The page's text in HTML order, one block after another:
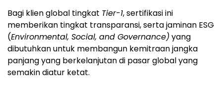
Bagi klien global tingkat Tier-1, sertifikasi ini
memberikan tingkat transparansi, serta jaminan ESG
(Environmental, Social, and Governance) yang
dibutuhkan untuk membangun kemitraan jangka
panjang yang berkelanjutan di pasar global yang
semakin diatur ketat.